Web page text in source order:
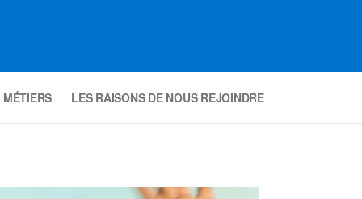
MÉTIERS LES RAISONS DE NOUS REJOINDRE